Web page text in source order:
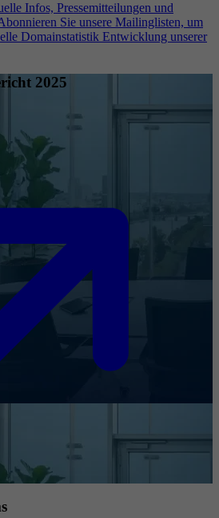
Infos, Pressemitteilungen und
Sie unsere Mailinglisten, um
Domainstatistik Entwicklung unserer
2025